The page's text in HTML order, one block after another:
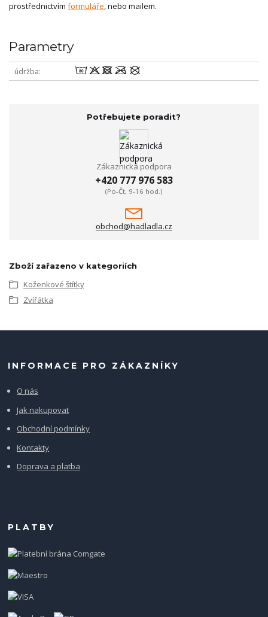
prostřednictvím formuláře, nebo mailem.
Parametry
údržba wodmU
Potřebujete poradit?
Zákaznická podpora
+420 777 976 583
(Po-Čt, 9-16 hod.)
obchod@hadladla.cz
Zboží zařazeno v kategoriích
Koženkové štítky
Zvířátka
INFORMACE PRO ZÁKAZNÍKY
O nás
Jak nakupovat
Obchodní podmínky
Kontakty
Doprava a platba
PLATBY